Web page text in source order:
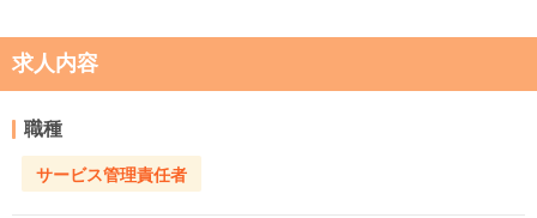
求人内容
職種
サービス管理責任者